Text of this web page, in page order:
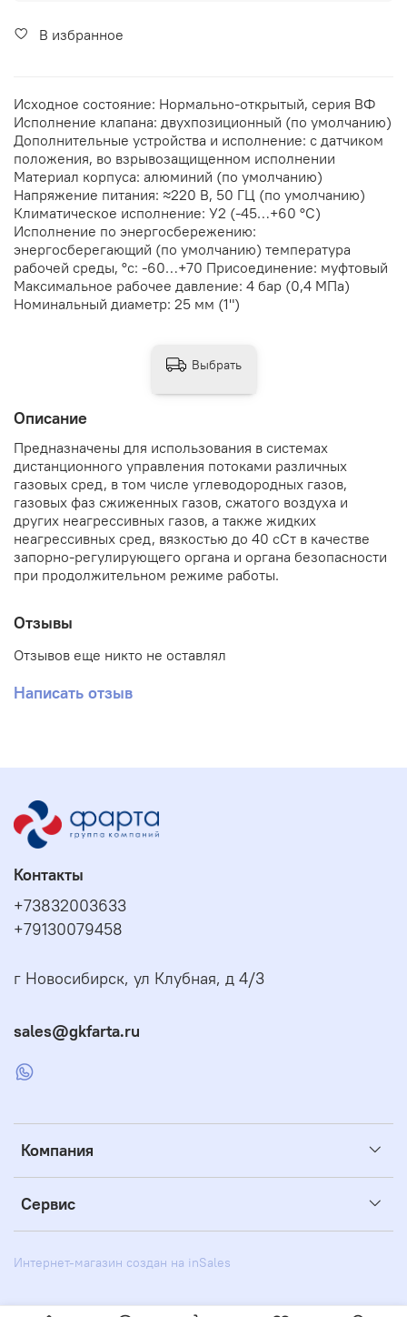
В избранное
Исходное состояние: Нормально-открытый, серия ВФ
Исполнение клапана: двухпозиционный (по умолчанию)
Дополнительные устройства и исполнение: с датчиком
положения, во взрывозащищенном исполнении
Материал корпуса: алюминий (по умолчанию)
Напряжение питания: ≈220 В, 50 ГЦ (по умолчанию)
Климатическое исполнение: У2 (-45…+60 °С)
Исполнение по энергосбережению:
энергосберегающий (по умолчанию) температура
рабочей среды, °с: -60…+70 Присоединение: муфтовый
Максимальное рабочее давление: 4 бар (0,4 МПа)
Номинальный диаметр: 25 мм (1")
Описание
Предназначены для использования в системах
дистанционного управления потоками различных
газовых сред, в том числе углеводородных газов,
газовых фаз сжиженных газов, сжатого воздуха и
других неагрессивных газов, а также жидких
неагрессивных сред, вязкостью до 40 сСт в качестве
запорно-регулирующего органа и органа безопасности
при продолжительном режиме работы.
Отзывы
Отзывов еще никто не оставлял
Написать отзыв
Выбрать
Компания
Сервис
Контакты
+73832003633
+79130079458
г Новосибирск, ул Клубная, д 4/3
sales@gkfarta.ru
Интернет-магазин создан на inSales